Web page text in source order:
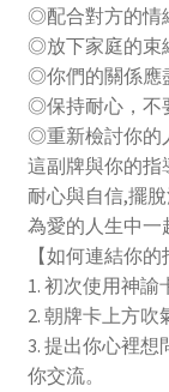
◎配合對方的情
◎放下家庭的束
◎你們的關係應
◎保持耐心，不
◎重新檢討你的
這副牌與你的指
耐心與自信,擺
為愛的人生中一
【如何連結你的
1. 初次使用神諭
2. 朝牌卡上方吹
3. 提出你心裡
你交流。